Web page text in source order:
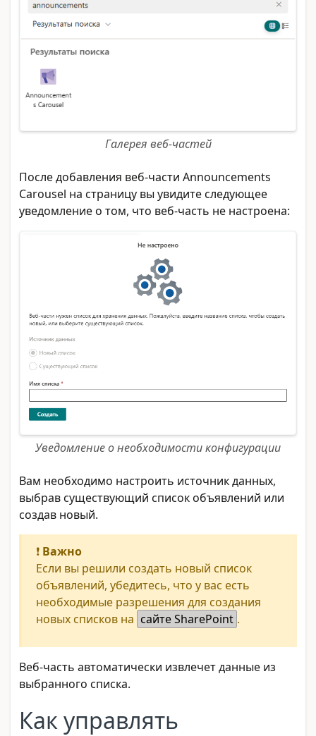
Галерея веб-частей
После добавления веб-части Announcements
Carousel на страницу вы увидите следующее
уведомление о том, что веб-часть не настроена:
Уведомление о необходимости конфигурации
Вам необходимо настроить источник данных,
выбрав существующий список объявлений или
создав новый.
❗ Важно
Если вы решили создать новый список
объявлений, убедитесь, что у вас есть
необходимые разрешения для создания
новых списков на сайте SharePoint .
Веб-часть автоматически извлечет данные из
выбранного списка.
Как управлять